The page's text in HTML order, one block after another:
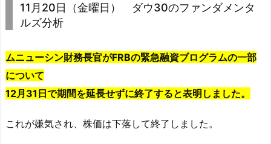
11月20日（金曜日） ダウ30のファンダメンタ
ルズ分析
ムニューシン財務長官がFRBの緊急融資ブログラムの一部
について
12月31日で期間を延長せずに終了すると表明しました。
これが嫌気され、株価は下落して終了しました。